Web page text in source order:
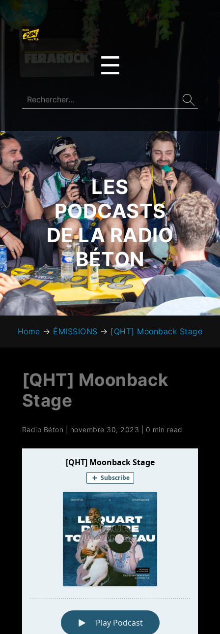
☰
LES
PODCASTS
DE LA RADIO
BÉTON
Home → ÉMISSIONS → [QHT] Moonback Stage
[QHT] Moonback
Stage
Radio Béton novembre 30, 2023 0 min read